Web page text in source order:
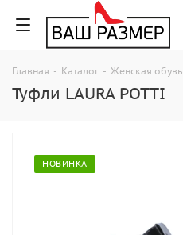
Главная - Каталог - Женская обувь
Туфли LAURA POTTI
НОВИНКА